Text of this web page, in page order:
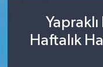
Yapraklı
Haftalık
Tüm Manşetler